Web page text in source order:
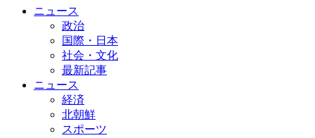
ニュース
政治
国際・日本
社会・文化
最新記事
ニュース
経済
北朝鮮
スポーツ